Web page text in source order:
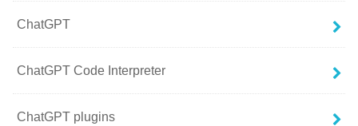
ChatGPT
ChatGPT Code Interpreter
ChatGPT plugins